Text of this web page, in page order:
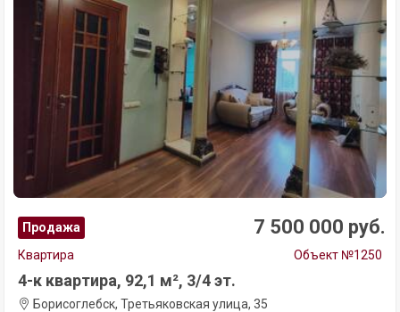
Продажа 7 500 000 руб.
Квартира Объект №1250
4-к квартира, 92,1 м², 3/4 эт.
Борисоглебск, Третьяковская улица, 35